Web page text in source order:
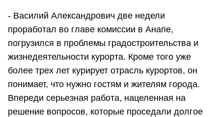
- Василий Александрович две недели
проработал во главе комиссии в Анапе,
погрузился в проблемы градостроительства и
жизнедеятельности курорта. Кроме того уже
более трех лет курирует отрасль курортов, он
понимает, что нужно гостям и жителям города.
Впереди серьезная работа, нацеленная на
решение вопросов, которые проседали долгое